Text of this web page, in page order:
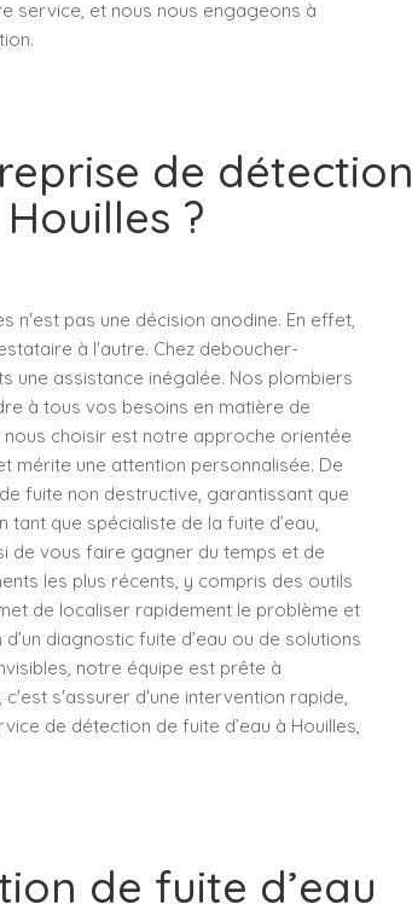
service, et nous nous engageons à
de détection
?
n'est pas une décision anodine. En effet,
à l'autre. Chez deboucher-
une assistance inégalée. Nos plombiers
à tous vos besoins en matière de
choisir est notre approche orientée
mérite une attention personnalisée. De
fuite non destructive, garantissant que
que spécialiste de la fuite d’eau,
de vous faire gagner du temps et de
les plus récents, y compris des outils
de localiser rapidement le problème et
diagnostic fuite d’eau ou de solutions
notre équipe est prête à
s'assurer d'une intervention rapide,
de détection de fuite d’eau à Houilles,
de fuite d’eau